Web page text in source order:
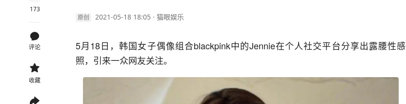
173
评论
收藏
原创 2021-05-18 18:05 · 猫眼娱乐
5月18日，韩国女子偶像组合blackpink中的Jennie在个人社交平台分享出露腰性感
照，引来一众网友关注。